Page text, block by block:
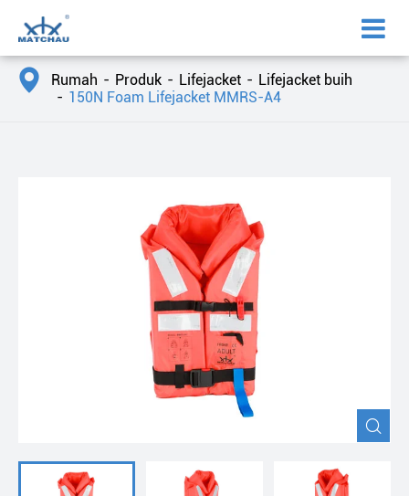
 Rumah Produk Lifejacket
Lifejacket buih
150N Foam Lifejacket MMRS-A4
